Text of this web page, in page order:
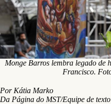
Monge Barros lembra legado de
Francisco.
Por Kátia Marko
Da Página do MST/Equipe de